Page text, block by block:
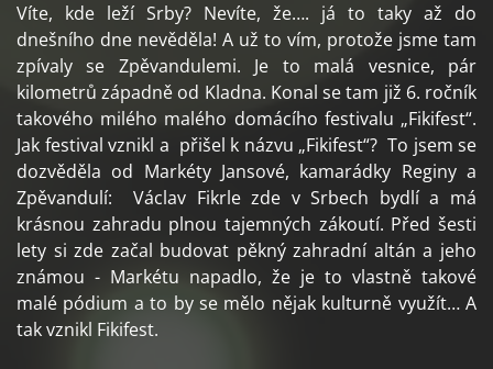
Víte, kde leží Srby? Nevíte, že…. já to taky až do
dnešního dne nevěděla! A už to vím, protože jsme tam
zpívaly se Zpěvandulemi. Je to malá vesnice, pár
kilometrů západně od Kladna. Konal se tam již 6. ročník
takového milého malého domácího festivalu „Fikifest“.
Jak festival vznikl a přišel k názvu „Fikifest“? To jsem se
dozvěděla od Markéty Jansové, kamarádky Reginy a
Zpěvandulí: Václav Fikrle zde v Srbech bydlí a má
krásnou zahradu plnou tajemných zákoutí. Před šesti
lety si zde začal budovat pěkný zahradní altán a jeho
známou - Markétu napadlo, že je to vlastně takové
malé pódium a to by se mělo nějak kulturně využít… A
tak vznikl Fikifest.